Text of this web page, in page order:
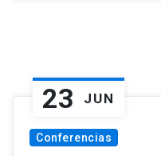
23 JUN
Conferencias